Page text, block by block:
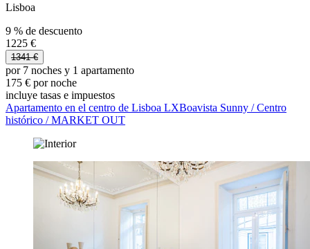
Lisboa
9 % de descuento
1225 €
1341 €
por 7 noches y 1 apartamento
175 € por noche
incluye tasas e impuestos
Apartamento en el centro de Lisboa LXBoavista Sunny / Centro
histórico / MARKET OUT